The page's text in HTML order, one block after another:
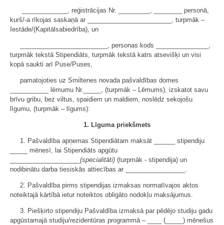
_____________, reģistrācijas Nr. _________, ________ personā,
kurš/-a rīkojas saskaņā ar ________________________, turpmāk –
Iestāde/(Kapitālsabiedrība), un
_________________________, personas kods _______________,
turpmāk tekstā Stipendiāts, turpmāk tekstā katrs atsevišķi un visi
kopā saukti arī Puse/Puses,
pamatojoties uz Smiltenes novada pašvaldības domes
___________ lēmumu Nr._____, (turpmāk – Lēmums), izskatot savu
brīvu gribu, bez viltus, spaidiem un maldiem, noslēdz sekojošu
līgumu, (turpmāk – līgums):
1. Līguma priekšmets
1. Pašvaldība apņemas Stipendiātam maksāt ______ stipendiju
_____ mēnesī, lai Stipendiāts apgūtu
(specialitāti) (turpmāk - stipendija) un
nodibinātu darba tiesiskās attiecības ar _________________.
2. Pašvaldība pirms stipendijas izmaksas normatīvajos aktos
noteiktajā kārtībā ietur noteiktos obligāto nodokļu maksājumus.
3. Piešķirto stipendiju Pašvaldība izmaksā par pēdējo studiju gadu
apgūstamajā studiju/rezidentūras programmā – ____ (_____) mēnešus